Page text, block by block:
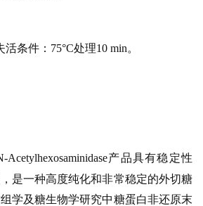
条件：75°C处理10 min。
Acetylhexosaminidase产品具有稳定性
是一种高度纯化和非常稳定的外切糖
学及糖生物学研究中糖蛋白非还原末